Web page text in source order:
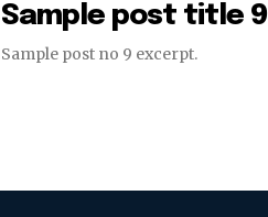
Sample post title 9
Sample post no 9 excerpt.